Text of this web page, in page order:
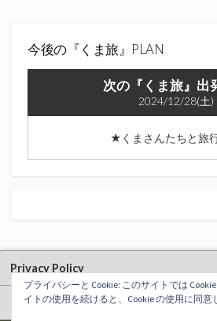
今後の『くま旅』PLAN
次の『くま旅』出
2024/12/28(土)
★くまさんたちと旅
Privacy Policy
お問い合わせフォーム
プライバシーと Cookie: このサイトでは
イトの使用を続けると、Cookie の使用に同意